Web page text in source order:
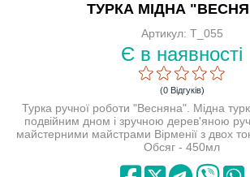
ТУРКА МІДНА
Артикул: Т_055
Є в наявності
(0 Відгуків)
Турка ручної роботи "Весняна". Мідна
подвійним дном і зручною дерев'яною
майстерними майстрами Вірменії з двох
Обсяг - 450мл